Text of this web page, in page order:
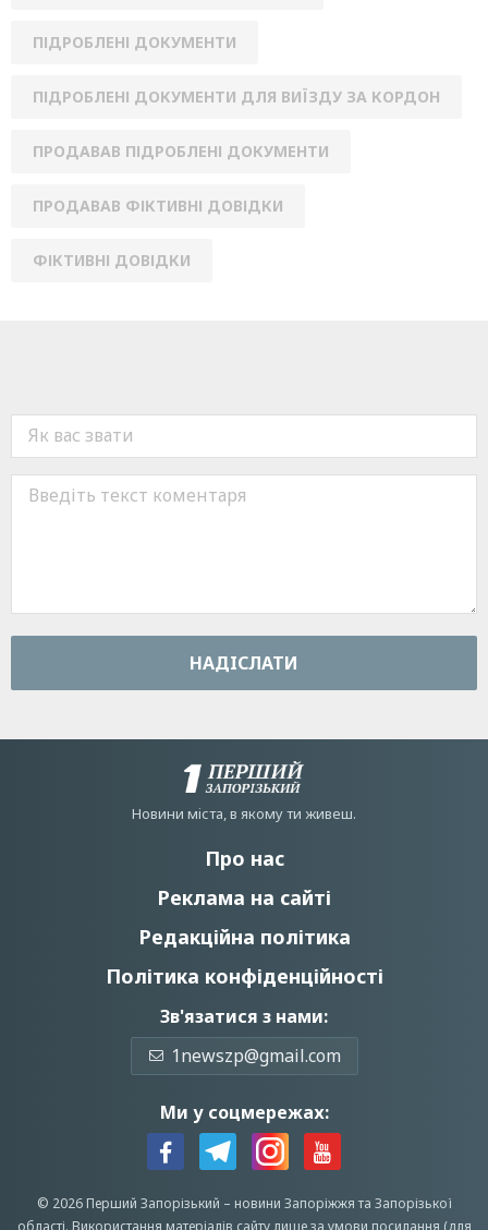
ПІДРОБЛЕНІ ДОКУМЕНТИ
ПІДРОБЛЕНІ ДОКУМЕНТИ ДЛЯ ВИЇЗДУ ЗА КОРДОН
ПРОДАВАВ ПІДРОБЛЕНІ ДОКУМЕНТИ
ПРОДАВАВ ФІКТИВНІ ДОВІДКИ
ФІКТИВНІ ДОВІДКИ
НАДIСЛАТИ
Новини мiста, в якому ти живеш.
Про нас
Реклама на сайті
Редакційна політика
Політика конфіденційності
Зв'язатися з нами:
1newszp@gmail.com
Ми у соцмережах:
© 2026 Перший Запорізький – новини Запоріжжята Запорізької